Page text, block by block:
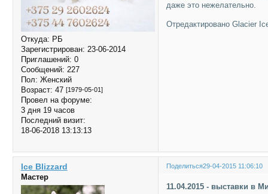
Откуда: РБ
Зарегистрирован: 23-06-2014
Приглашений: 0
Сообщений: 227
Пол: Женский
Возраст: 47 [1979-05-01]
Провел на форуме:
3 дня 19 часов
Последний визит:
18-06-2018 13:13:13
даже это нежелательно.
Отредактировано Glacier
Поделиться29-04-2015 11:06:10
Ice Blizzard
Мастер
11.04.2015 - выставки в